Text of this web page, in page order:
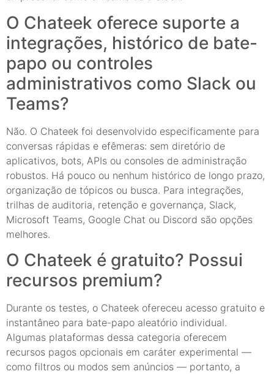
O Chateek oferece suporte a
integrações, histórico de bate-
papo ou controles
administrativos como Slack ou
Teams?
Não. O Chateek foi desenvolvido especificamente para
conversas rápidas e efêmeras: sem diretório de
aplicativos, bots, APIs ou consoles de administração
robustos. Há pouco ou nenhum histórico de longo prazo,
organização de tópicos ou busca. Para integrações,
trilhas de auditoria, retenção e governança, Slack,
Microsoft Teams, Google Chat ou Discord são opções
melhores.
O Chateek é gratuito? Possui
recursos premium?
Durante os testes, o Chateek ofereceu acesso gratuito e
instantâneo para bate-papo aleatório individual.
Algumas plataformas dessa categoria oferecem
recursos pagos opcionais em caráter experimental —
como filtros ou modos sem anúncios — portanto, a